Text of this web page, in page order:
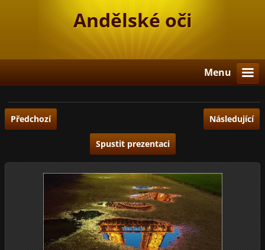
Andělské oči
Menu
Předchozí Následující
Spustit prezentaci